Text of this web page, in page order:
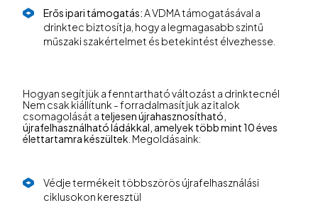
Erős ipari támogatás:A VDMA támogatásával a
drinktec biztosítja, hogy a legmagasabb szintű
műszaki szakértelmet és betekintést élvezhesse.
Hogyan segítjük a fenntartható változást a drinktecnél
Nem csak kiállítunk - forradalmasítjuk az italok
csomagolását a teljesen újrahasznosítható,
újrafelhasználható ládákkal, amelyek több mint 10 éves
élettartamra készültek . Megoldásaink:
Védje termékeit többszörös újrafelhasználási
ciklusokon keresztül